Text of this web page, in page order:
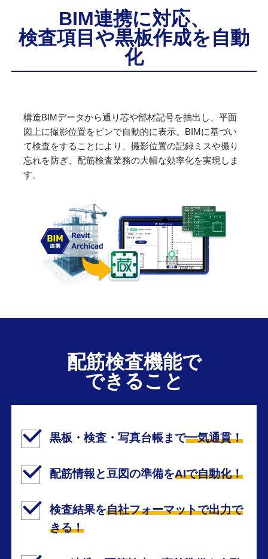
BIM連携に対応、
検査項目や黒板作成を自動
化
構造BIMデータから通り芯や部材記号を抽出し、平面
図上に撮影位置をピンで自動的に表示。BIMに基づい
て検査をすることにより、撮影位置の記録ミスや撮り
忘れを防ぎ、配筋検査業務の大幅な効率化を実現しま
す。
配筋検査機能で
できること
黒板・検査・写真台帳まで一気通貫！
配筋情報と豆図の準備をAIで自動化！
検査結果を自社フォーマットで出力で
きる！